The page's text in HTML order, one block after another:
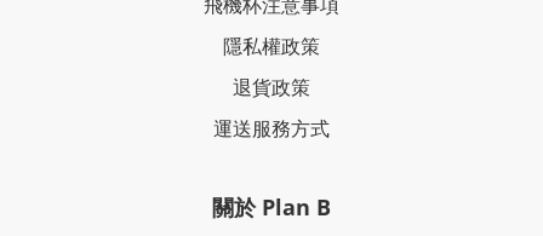
隱私權政策
退貨政策
運送服務方式
關於 Plan B